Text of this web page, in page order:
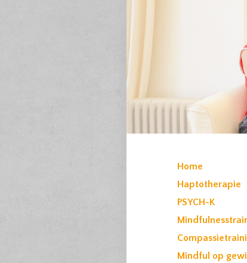
Home
Haptotherapie
PSYCH-K
Mindful op